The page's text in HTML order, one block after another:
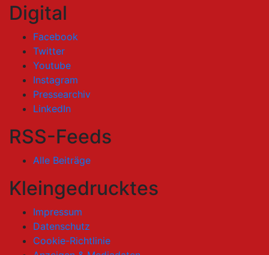
Digital
Facebook
Twitter
Youtube
Instagram
Pressearchiv
LinkedIn
RSS-Feeds
Alle Beiträge
Kleingedrucktes
Impressum
Datenschutz
Cookie-Richtlinie